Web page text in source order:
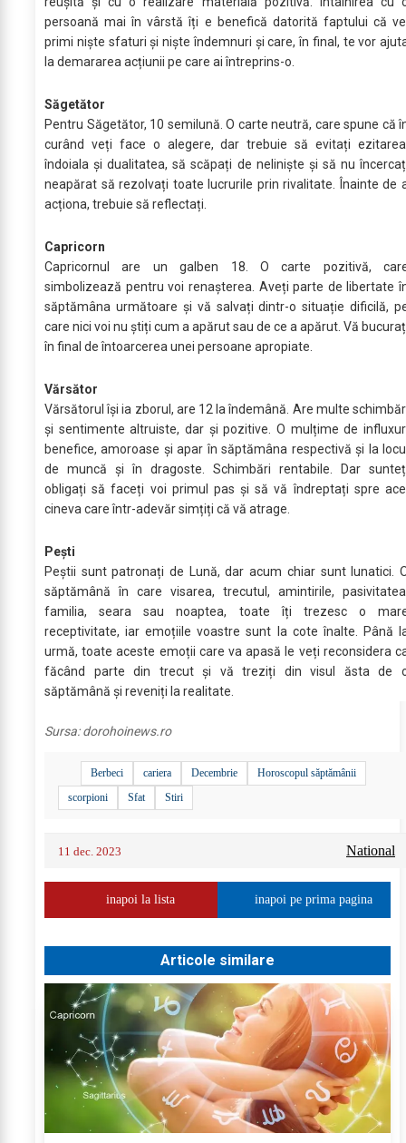
persoană mai în vârstă îți e benefică datorită faptului că
primi niște sfaturi și niște îndemnuri și care, în final, te vor
la demararea acțiunii pe care ai întreprins-o.
Săgetător
Pentru Săgetător, 10 semilună. O carte neutră, care spune că
curând veți face o alegere, dar trebuie să evitați
îndoiala și dualitatea, să scăpați de neliniște și să nu
neapărat să rezolvați toate lucrurile prin rivalitate. Înainte de
acționa, trebuie să reflectați.
Capricorn
Capricornul are un galben 18. O carte pozitivă,
simbolizează pentru voi renașterea. Aveți parte de libertate
săptămâna următoare și vă salvați dintr-o situație dificilă,
care nici voi nu știți cum a apărut sau de ce a apărut. Vă
în final de întoarcerea unei persoane apropiate.
Vărsător
Vărsătorul își ia zborul, are 12 la îndemână. Are multe
și sentimente altruiste, dar și pozitive. O mulțime de
benefice, amoroase și apar în săptămâna respectivă și la
de muncă și în dragoste. Schimbări rentabile. Dar
obligați să faceți voi primul pas și să vă îndreptați spre
cineva care într-adevăr simțiți că vă atrage.
Pești
Peștii sunt patronați de Lună, dar acum chiar sunt lunatici.
săptămână în care visarea, trecutul, amintirile,
familia, seara sau noaptea, toate îți trezesc o
receptivitate, iar emoțiile voastre sunt la cote înalte. Până
urmă, toate aceste emoții care va apasă le veți reconsidera
făcând parte din trecut și vă treziți din visul ăsta de
săptămână și reveniți la realitate.
Sursa:dorohoinews.ro
Berbeci cariera Decembrie
Horoscopul săptămânii
scorpioni
Sfat Stiri
11 dec. 2023 National
inapoi la lista inapoi pe prima pagina
Articole similare